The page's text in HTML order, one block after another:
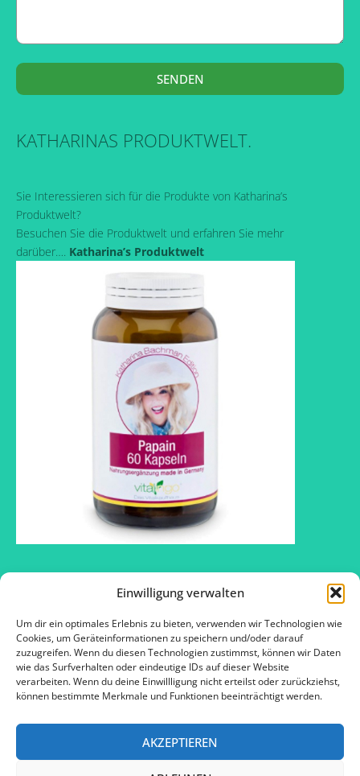
Einwilligung verwalten
Um dir ein optimales Erlebnis zu bieten, verwenden wir Technologien wie
Cookies, um Geräteinformationen zu speichern und/oder darauf
zuzugreifen. Wenn du diesen Technologien zustimmst, können wir Daten
wie das Surfverhalten oder eindeutige IDs auf dieser Website
verarbeiten. Wenn du deine Einwillligung nicht erteilst oder zurückziehst,
können bestimmte Merkmale und Funktionen beeinträchtigt werden.
AKZEPTIEREN
SENDEN
KATHARINAS PRODUKTWELT.
Sie Interessieren sich für die Produkte von Katharina’s
Produktwelt?
Besuchen Sie die Produktwelt und erfahren Sie mehr
darüber…. Katharina’s Produktwelt
2016 © SOS – Schlank ohne Sport ™
Kontakt